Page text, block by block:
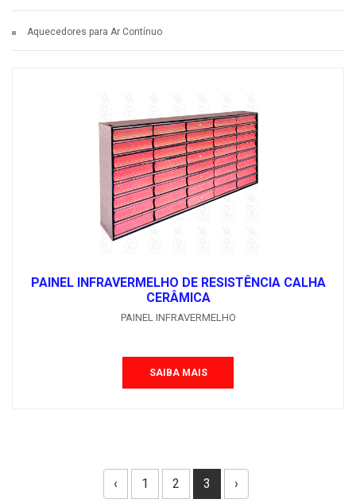
Aquecedores para Ar Contínuo
PAINEL INFRAVERMELHO DE RESISTÊNCIA CALHA
CERÂMICA
PAINEL INFRAVERMELHO
SAIBA MAIS
‹ 1 2 3 ›